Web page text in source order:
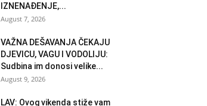
IZNENAĐENJE,...
August 7, 2026
VAŽNA DEŠAVANJA ČEKAJU
DJEVICU, VAGU I VODOLIJU:
Sudbina im donosi velike...
August 9, 2026
LAV: Ovog vikenda stiže vam